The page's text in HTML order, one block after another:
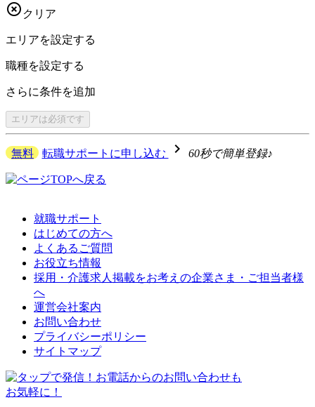
 クリア
エリアを設定する
職種を設定する
さらに条件を追加
エリアは必須です
無料 転職サポートに申し込む navigate_next 60秒で簡単登録♪
就職サポート
はじめての方へ
よくあるご質問
お役立ち情報
採用・介護求人掲載をお考えの企業さま・ご担当者様
へ
運営会社案内
お問い合わせ
プライバシーポリシー
サイトマップ